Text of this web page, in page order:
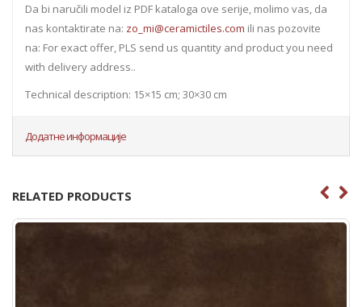
Da bi naručili model iz PDF kataloga ove serije, molimo vas, da
nas kontaktirate na: zo_mi@ceramictiles.com ili nas pozovite
na: For exact offer, PLS send us quantity and product you need
with delivery address..
Technical description: 15×15 cm; 30×30 cm
Додатне информације
RELATED PRODUCTS